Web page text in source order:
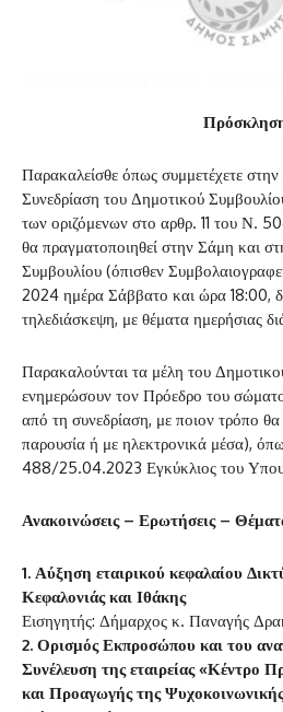
Παρακαλείσθε όπως συμμετέχετε
Συνεδρίαση του Δημοτικού
των οριζόμενων στο αρθρ. 11 του Ν.
θα πραγματοποιηθεί στην Σάμη και
Συμβουλίου (όπισθεν
2024 ημέρα Σάββατο και ώρα 18:00,
τηλεδιάσκεψη, με θέματα ημερήσιας
Παρακαλούνται τα μέλη του
ενημερώσουν τον Πρόεδρο του
από τη συνεδρίαση, με ποιον τρόπο
παρουσία ή με ηλεκτρονικά μέσα),
488/25.04.2023 Εγκύκλιος του
Ανακοινώσεις – Ερωτήσεις –
1. Αύξηση εταιρικού κεφαλαίου
Κεφαλονιάς και Ιθάκης
Εισηγητής: Δήμαρχος κ. Παναγής
2. Ορισμός Εκπροσώπου και του
Συνέλευση της εταιρείας «Κέντρο
και Προαγωγής της